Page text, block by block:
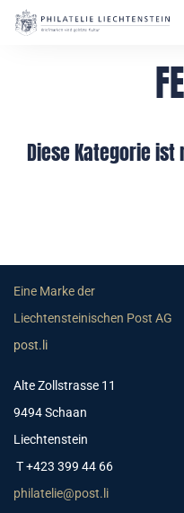
Diese Kategorie
Eine Marke der
Liechtensteinischen Post AG
post.li
Alte Zollstrasse 11
9494 Schaan
Liechtenstein
T +423 399 44 66
philatelie@post.li